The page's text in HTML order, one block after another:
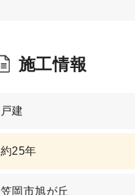
施工情報
戸建
約25年
笠岡市旭が丘